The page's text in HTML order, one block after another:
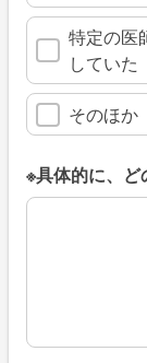
特定の医
していた
そのほか
※具体的に、
※具体的に、ど